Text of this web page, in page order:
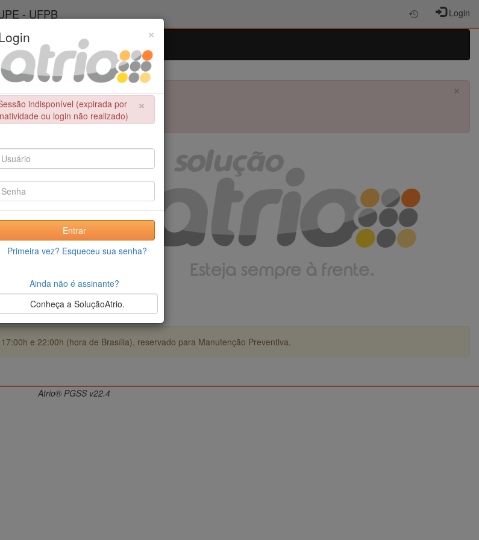
- UFPB Login
Admissão Ferramentas
×
e 22:00h (hora de Brasília), reservado para Manutenção Preventiva.
×
×
indisponível (expirada por
ou login não realizado)
Entrar
Primeira vez? Esqueceu sua senha?
Ainda não é assinante?
Conheça a SoluçãoAtrio.
Atrio® PGSS v22.4